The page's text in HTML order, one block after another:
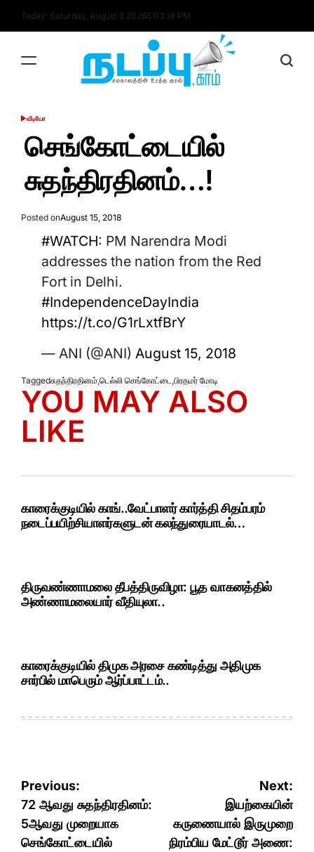
Today: Saturday, August 8 20266:03:14 PM
POSTED
வீடியோ
செங்கோட்டையில்
சுதந்திரதினம்…!
Posted onAugust 15, 2018
#WATCH: PM Narendra Modi
addresses the nation from the Red
Fort in Delhi.
#IndependenceDayIndia
https://t.co/G1rLxtfBrY
— ANI (@ANI)August 15, 2018
Taggedசுதந்திரதினம்,டெல்லி செங்கோட்டை,பிரதமர் மோடி
YOU MAY ALSO
LIKE
காரைக்குடியில் காங்..வேட்பாளர் கார்த்தி சிதம்பரம்
நடைப்பயிற்சியாளர்களுடன் கலந்துரையாடல்…
திருவண்ணாமலை தீபத்திருவிழா: பூத வாகனத்தில்
அண்ணாமலையார் வீதியுலா..
காரைக்குடியில் திமுக அரசை கண்டித்து அதிமுக
சார்பில் மாபெரும் ஆர்ப்பாட்டம்..
Post
navigation
Previous:
72 ஆவது சுதந்திரதினம்:
5ஆவது முறையாக
செங்கோட்டையில்
Next:
இயற்கையின்
கருணையால் இருமுறை
நிரம்பிய மேட்டூர் அணை: